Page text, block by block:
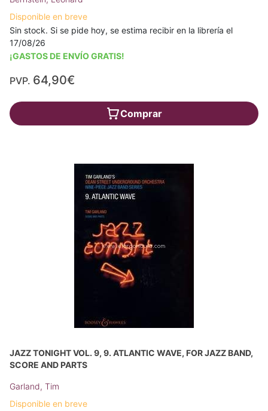
Disponible en breve
Sin stock. Si se pide hoy, se estima recibir en la librería el
17/08/26
¡GASTOS DE ENVÍO GRATIS!
PVP. 64,90€
Comprar
JAZZ TONIGHT VOL. 9, 9. ATLANTIC WAVE, FOR JAZZ BAND,
SCORE AND PARTS
Garland, Tim
Disponible en breve